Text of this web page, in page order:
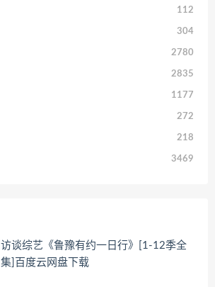
112
304
2780
2835
1177
272
218
3469
访谈综艺《鲁豫有约一日行》[1-12季全
集]百度云网盘下载